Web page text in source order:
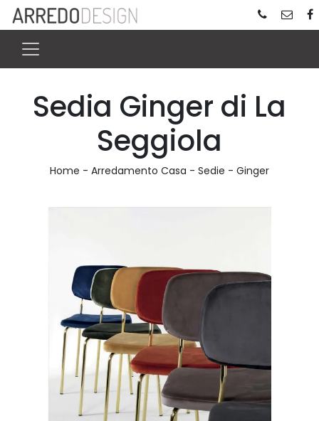
Sedia Ginger di La
Seggiola
Home - Arredamento Casa - Sedie - Ginger